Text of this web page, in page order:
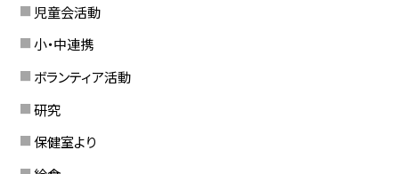
児童会活動
小・中連携
ボランティア活動
研究
保健室より